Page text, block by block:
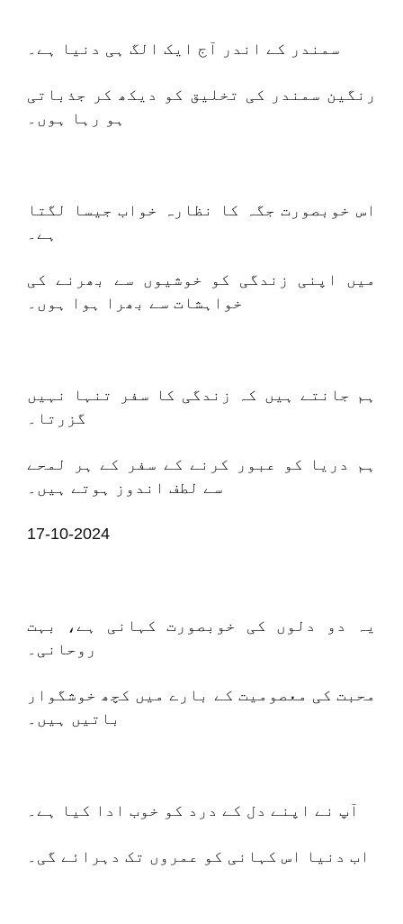
سمندر کے اندر آج ایک الگ ہی دنیا ہے۔
رنگین سمندر کی تخلیق کو دیکھ کر جذباتی
ہو رہا ہوں۔
اس خوبصورت جگہ کا نظارہ خواب جیسا لگتا
ہے۔
میں اپنی زندگی کو خوشیوں سے بھرنے کی
خواہشات سے بھرا ہوا ہوں۔
ہم جانتے ہیں کہ زندگی کا سفر تنہا نہیں
گزرتا۔
ہم دریا کو عبور کرنے کے سفر کے ہر لمحے
سے لطف اندوز ہوتے ہیں۔
17-10-2024
یہ دو دلوں کی خوبصورت کہانی ہے، بہت
روحانی۔
محبت کی معصومیت کے بارے میں کچھ خوشگوار
باتیں ہیں۔
آپ نے اپنے دل کے درد کو خوب ادا کیا ہے۔
اب دنیا اس کہانی کو عمروں تک دہرائے گی۔